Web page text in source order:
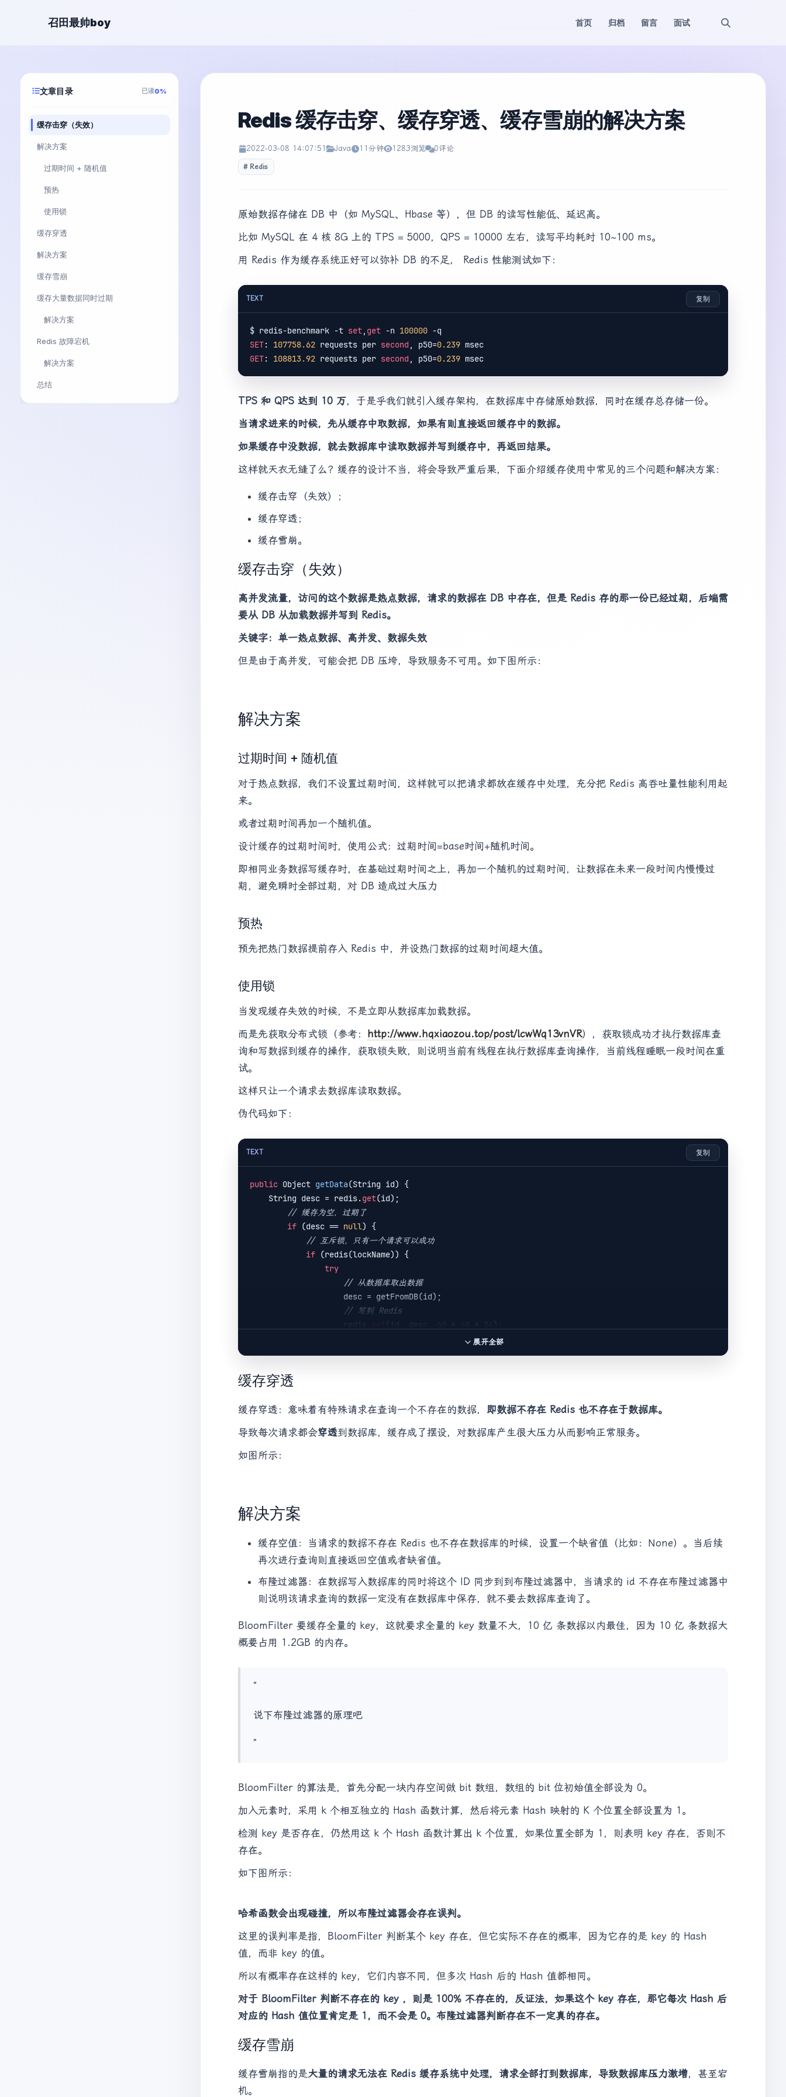
召田最帅boy 首页 归档 留言 面试
文章目录 已读0%
缓存击穿（失效）
解决方案
过期时间 + 随机值
预热
使用锁
缓存穿透
解决方案
缓存雪崩
缓存大量数据同时过期
解决方案
Redis 故障宕机
解决方案
总结
Redis 缓存击穿、缓存穿透、缓存雪崩的解决方案
2022-03-08 14:07:51 Java 11分钟 1283浏览 0评论
Redis
原始数据存储在 DB 中（如 MySQL、Hbase 等），但 DB 的读写性能低、延迟高。
比如 MySQL 在 4 核 8G 上的 TPS = 5000，QPS = 10000 左右，读写平均耗时 10~100 ms。
用 Redis 作为缓存系统正好可以弥补 DB 的不足， Redis 性能测试如下：
TEXT 复制
$ redis-benchmark -t set, get -n 100000
SET: 107758.62 requests per second, p50=0.239
GET: 108813.92 requests per second, p50=0.239
TPS 和 QPS 达到 10 万，于是乎我们就引入缓存架构，在数据库中存储原始数据，同时在缓存总存储一份。
当请求进来的时候，先从缓存中取数据，如果有则直接返回缓存中的数据。
如果缓存中没数据，就去数据库中读取数据并写到缓存中，再返回结果。
这样就天衣无缝了么？缓存的设计不当，将会导致严重后果，下面介绍缓存使用中常见的三个问题和解决方案：
缓存击穿（失效）；
缓存穿透；
缓存雪崩。
缓存击穿（失效）
高并发流量，访问的这个数据是热点数据，请求的数据在 DB 中存在，但是 Redis 存的那一份已经过期，后端需
要从 DB 从加载数据并写到 Redis。
关键字：单一热点数据、高并发、数据失效
但是由于高并发，可能会把 DB 压垮，导致服务不可用。如下图所示：
解决方案
过期时间 + 随机值
对于热点数据，我们不设置过期时间，这样就可以把请求都放在缓存中处理，充分把 Redis 高吞吐量性能利用起
来。
或者过期时间再加一个随机值。
设计缓存的过期时间时，使用公式：过期时间=base时间+随机时间。
即相同业务数据写缓存时，在基础过期时间之上，再加一个随机的过期时间，让数据在未来一段时间内慢慢过
期，避免瞬时全部过期，对 DB 造成过大压力
预热
预先把热门数据提前存入 Redis 中，并设热门数据的过期时间超大值。
使用锁
当发现缓存失效的时候，不是立即从数据库加载数据。
而是先获取分布式锁（参考： http://www.hqxiaozou.top/post/lcwWq13vnVR），获取锁成功才执行数据库查
询和写数据到缓存的操作，获取锁失败，则说明当前有线程在执行数据库查询操作，当前线程睡眠一段时间在重
试。
这样只让一个请求去数据库读取数据。
伪代码如下：
TEXT 复制
public Object getData(String id) {
    String desc = redis.
get(id);
// 缓存为空，过期了
if (desc == null) {
// 互斥锁，只有一个请求可以成功
if (redis(lockName)) {
try
// 从数据库取出数据
// 写到 Redis
                    redis.
set (id, desc, 60 60 24
);
return desc;
            }
else {
        }
展开全部
缓存穿透
缓存穿透：意味着有特殊请求在查询一个不存在的数据， 即数据不存在 Redis 也不存在于数据库。
导致每次请求都会穿透到数据库，缓存成了摆设，对数据库产生很大压力从而影响正常服务。
如图所示：
解决方案
缓存空值：当请求的数据不存在 Redis 也不存在数据库的时候，设置一个缺省值（比如：None）。当后续
再次进行查询则直接返回空值或者缺省值。
布隆过滤器：在数据写入数据库的同时将这个 ID 同步到到布隆过滤器中，当请求的 id 不存在布隆过滤器中
则说明该请求查询的数据一定没有在数据库中保存，就不要去数据库查询了。
BloomFilter 要缓存全量的 key，这就要求全量的 key 数量不大，10 亿 条数据以内最佳，因为 10 亿 条数据大
概要占用 1.2GB 的内存。
“
说下布隆过滤器的原理吧
”
BloomFilter 的算法是，首先分配一块内存空间做 bit 数组，数组的 bit 位初始值全部设为 0。
加入元素时，采用 k 个相互独立的 Hash 函数计算，然后将元素 Hash 映射的 K 个位置全部设置为 1。
检测 key 是否存在，仍然用这 k 个 Hash 函数计算出 k 个位置，如果位置全部为 1，则表明 key 存在，否则不
存在。
如下图所示：
哈希函数会出现碰撞，所以布隆过滤器会存在误判。
这里的误判率是指，BloomFilter 判断某个 key 存在，但它实际不存在的概率，因为它存的是 key 的 Hash
值，而非 key 的值。
所以有概率存在这样的 key，它们内容不同，但多次 Hash 后的 Hash 值都相同。
对于 BloomFilter 判断不存在的 key ，则是 100% 不存在的，反证法，如果这个 key 存在，那它每次 Hash 后
对应的 Hash 值位置肯定是 1，而不会是 0。布隆过滤器判断存在不一定真的存在。
缓存雪崩
缓存雪崩指的是大量的请求无法在 Redis 缓存系统中处理，请求全部打到数据库，导致数据库压力激增，甚至宕
机。